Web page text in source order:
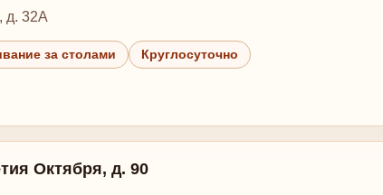
д. 32А
за столами Круглосуточно
Октября, д. 90